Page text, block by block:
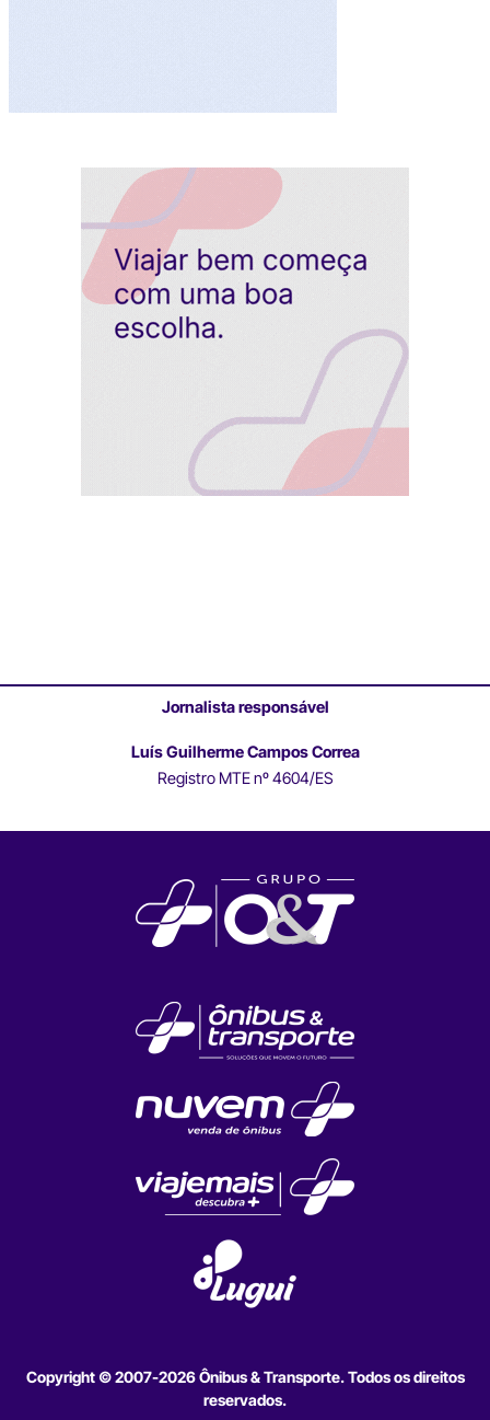
Jornalista responsável
Luís Guilherme Campos Correa
Registro MTE nº 4604/ES
Copyright © 2007-2026 Ônibus & Transporte. Todos os direitos
reservados.